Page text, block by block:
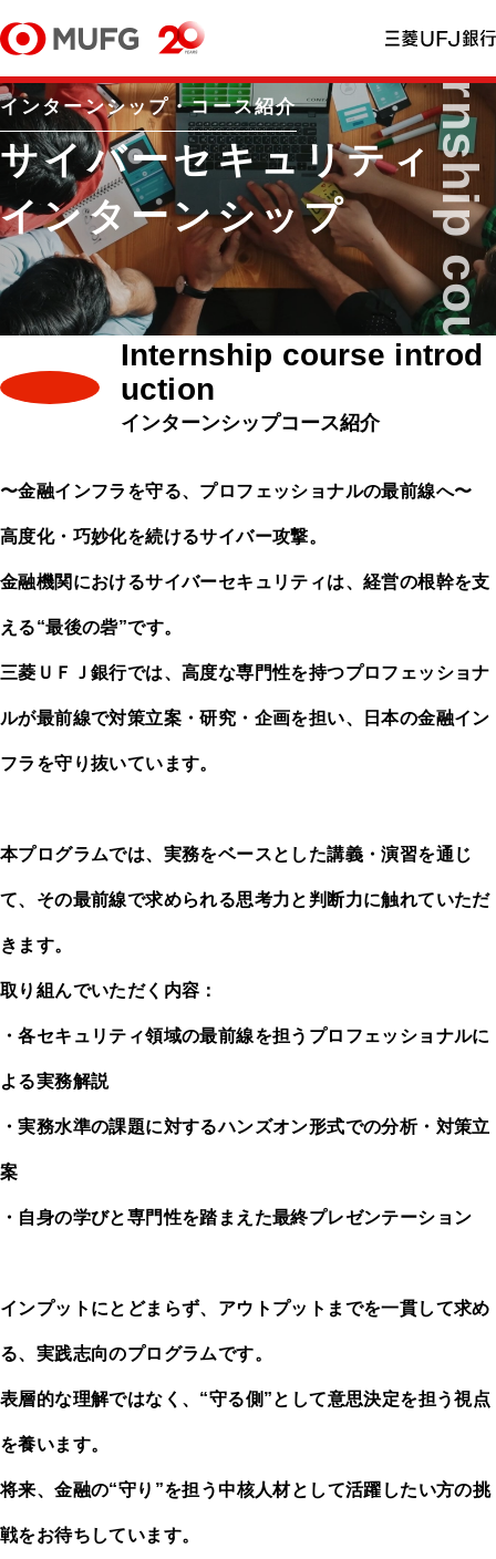
インターンシップ・コース紹介
サイバーセキュリティ
インターンシップ
Internship course introd
uction
インターンシップコース紹介
〜金融インフラを守る、プロフェッショナルの最前線へ〜
高度化・巧妙化を続けるサイバー攻撃。
金融機関におけるサイバーセキュリティは、経営の根幹を支
える“最後の砦”です。
三菱ＵＦＪ銀行では、高度な専門性を持つプロフェッショナ
ルが最前線で対策立案・研究・企画を担い、日本の金融イン
フラを守り抜いています。
本プログラムでは、実務をベースとした講義・演習を通じ
て、その最前線で求められる思考力と判断力に触れていただ
きます。
取り組んでいただく内容：
・各セキュリティ領域の最前線を担うプロフェッショナルに
よる実務解説
・実務水準の課題に対するハンズオン形式での分析・対策立
案
・自身の学びと専門性を踏まえた最終プレゼンテーション
インプットにとどまらず、アウトプットまでを一貫して求め
る、実践志向のプログラムです。
表層的な理解ではなく、“守る側”として意思決定を担う視点
を養います。
将来、金融の“守り”を担う中核人材として活躍したい方の挑
戦をお待ちしています。